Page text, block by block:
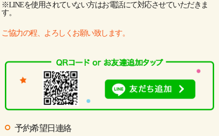
※LINEを使用されていない方はお電話にて対応させていただきま
す。
ご協力の程、よろしくお願い致します。
予約希望日連絡